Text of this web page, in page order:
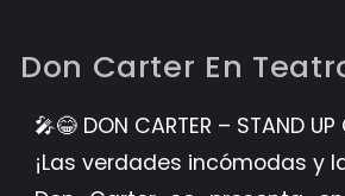
Don Carter En
🎤😂 DON CARTER – STAND
¡Las verdades incómodas y